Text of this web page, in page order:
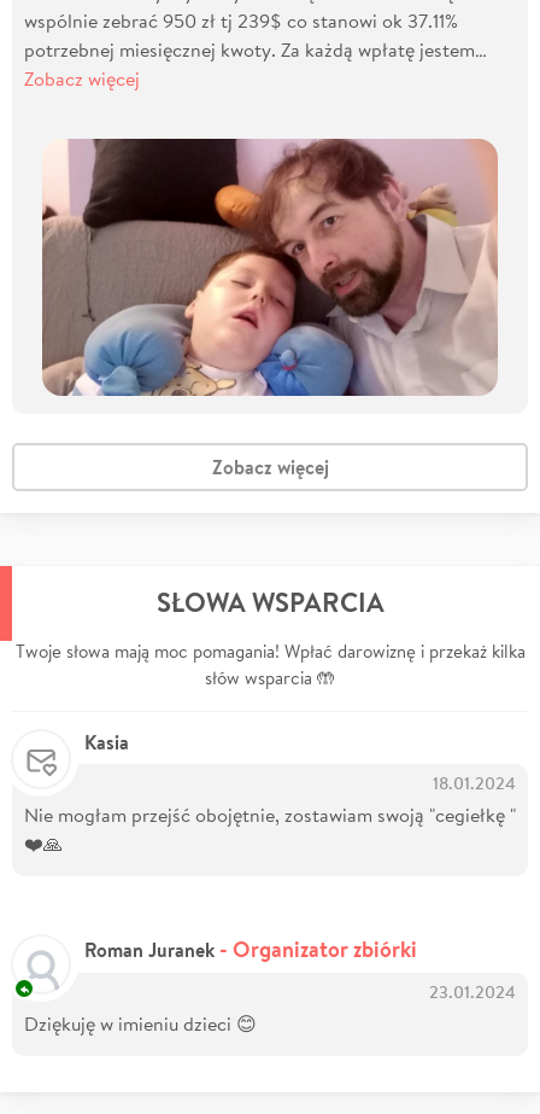
wspólnie zebrać 950 zł tj 239$ co stanowi ok 37.11%
potrzebnej miesięcznej kwoty. Za każdą wpłatę jestem…
Zobacz więcej
Zobacz więcej
SŁOWA WSPARCIA
Twoje słowa mają moc pomagania! Wpłać darowiznę i przekaż kilka
słów wsparcia 🤲
Kasia
18.01.2024
Nie mogłam przejść obojętnie, zostawiam swoją "cegiełkę "
❤️🙏
Roman Juranek - Organizator zbiórki
23.01.2024
Dziękuję w imieniu dzieci 😊